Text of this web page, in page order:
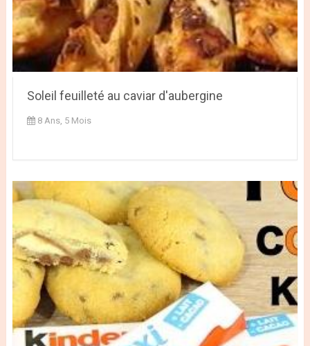
Soleil feuilleté au caviar d'aubergine
8 Ans, 5 Mois